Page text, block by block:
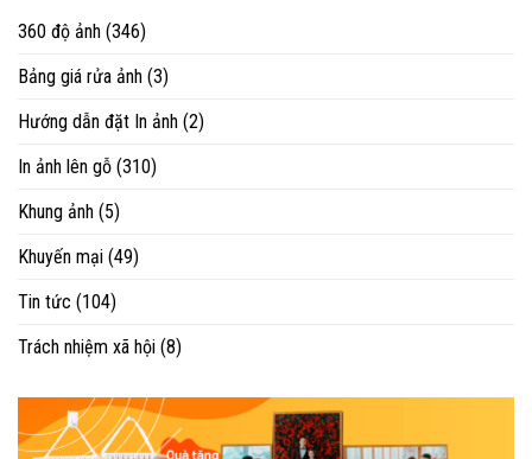
360 độ ảnh (346)
Bảng giá rửa ảnh (3)
Hướng dẫn đặt In ảnh (2)
In ảnh lên gỗ (310)
Khung ảnh (5)
Khuyến mại (49)
Tin tức (104)
Trách nhiệm xã hội (8)